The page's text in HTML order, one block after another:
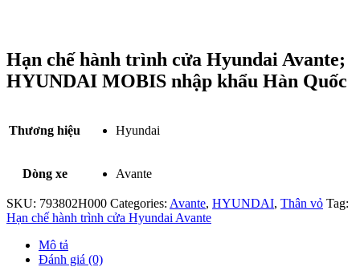
Hạn chế hành trình cửa Hyundai Avante;
HYUNDAI MOBIS nhập khẩu Hàn Quốc
Thương hiệu Hyundai
Dòng xe Avante
SKU: 793802H000 Categories: Avante, HYUNDAI, Thân vỏ Tag:
Hạn chế hành trình cửa Hyundai Avante
Mô tả
Đánh giá (0)